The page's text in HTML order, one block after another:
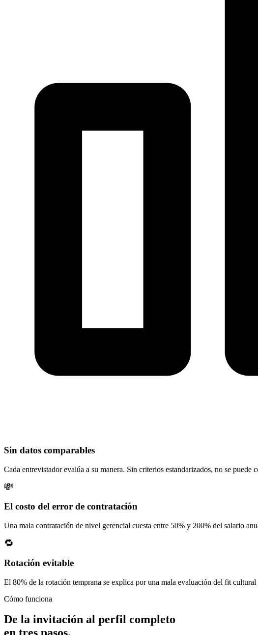
Sin datos comparables
Cada entrevistador evalúa a su manera. Sin criterios estandarizados, no se
💸
El costo del error de contratación
Una mala contratación de nivel gerencial cuesta entre 50% y 200% del salario
🔁
Rotación evitable
El 80% de la rotación temprana se explica por una mala evaluación del fit
Cómo funciona
De la invitación al perfil completo